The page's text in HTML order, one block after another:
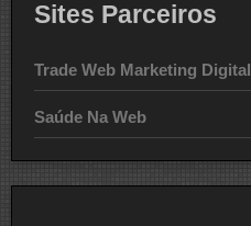
Sites Parceiros
Trade Web Marketing Digital
Saúde Na Web